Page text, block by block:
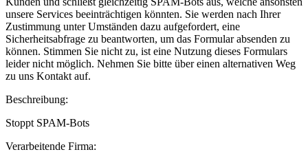
unsere Services beeinträchtigen könnten. Sie werden nach Ihrer
Zustimmung unter Umständen dazu aufgefordert, eine
Sicherheitsabfrage zu beantworten, um das Formular absenden zu
können. Stimmen Sie nicht zu, ist eine Nutzung dieses Formulars
leider nicht möglich. Nehmen Sie bitte über einen alternativen Weg
zu uns Kontakt auf.
Beschreibung:
Stoppt SPAM-Bots
Verarbeitende Firma: